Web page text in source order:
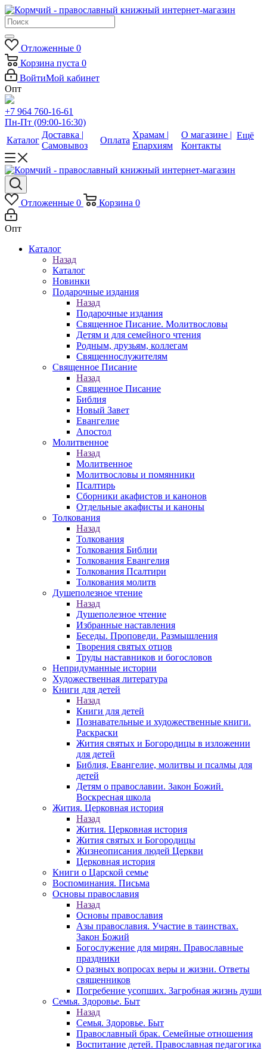
Отложенные 0
Корзина пуста 0
ВойтиМой кабинет
Опт
+7 964 760-16-61
Пн-Пт (09:00-16:30)
Каталог
Доставка |
Самовывоз
Оплата
Храмам |
Епархиям
О магазине |
Контакты
Ещё
Отложенные 0 Корзина 0
Опт
Каталог
Назад
Каталог
Новинки
Подарочные издания
Назад
Подарочные издания
Священное Писание. Молитвословы
Детям и для семейного чтения
Родным, друзьям, коллегам
Священнослужителям
Священное Писание
Назад
Священное Писание
Библия
Новый Завет
Евангелие
Апостол
Молитвенное
Назад
Молитвенное
Молитвословы и помянники
Псалтирь
Сборники акафистов и канонов
Отдельные акафисты и каноны
Толкования
Назад
Толкования
Толкования Библии
Толкования Евангелия
Толкования Псалтири
Толкования молитв
Душеполезное чтение
Назад
Душеполезное чтение
Избранные наставления
Беседы. Проповеди. Размышления
Творения святых отцов
Труды наставников и богословов
Непридуманные истории
Художественная литература
Книги для детей
Назад
Книги для детей
Познавательные и художественные книги.
Раскраски
Жития святых и Богородицы в изложении
для детей
Библия, Евангелие, молитвы и псалмы для
детей
Детям о православии. Закон Божий.
Воскресная школа
Жития. Церковная история
Назад
Жития. Церковная история
Жития святых и Богородицы
Жизнеописания людей Церкви
Церковная история
Книги о Царской семье
Воспоминания. Письма
Основы православия
Назад
Основы православия
Азы православия. Участие в таинствах.
Закон Божий
Богослужение для мирян. Православные
праздники
О разных вопросах веры и жизни. Ответы
священников
Погребение усопших. Загробная жизнь души
Семья. Здоровье. Быт
Назад
Семья. Здоровье. Быт
Православный брак. Семейные отношения
Воспитание детей. Православная педагогика